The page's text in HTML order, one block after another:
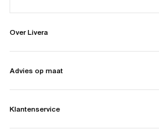
Over Livera
Advies op maat
Klantenservice